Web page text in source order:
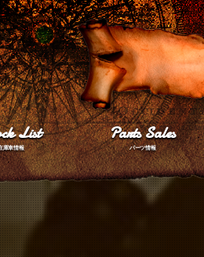
List
庫車情報
Parts Sales
パーツ情報